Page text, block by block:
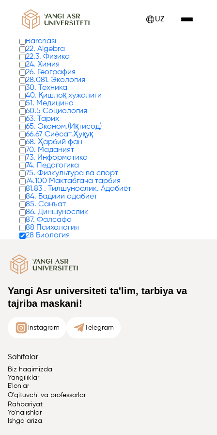
UZ
Barchasi
22. Algebra
22.3. Физика
24. Химия
26. География
28.081. Экология
30. Техника
40. Қишлоқ хўжалиги
51. Медицина
60.5 Социология
63. Тарих
65. Эконом.(Иқтисод)
66.67 Сиёсат.Ҳуқуқ
68. Ҳарбий фан
70. Маданият
73. Информатика
74. Педагогика
75. Физкультура ва спорт
74.100 Мактабгача тарбия
81.83 . Тилшунослик. Адабиёт
84. Бадиий адабиёт
85. Санъат
86. Диншунослик
87. Фалсафа
88 Психология
28 Биология
Yangi Asr universiteti ta'lim, tarbiya va
tajriba maskani!
Instagram Telegram
Sahifalar
Biz haqimizda
Yangiliklar
E'lonlar
O'qituvchi va professorlar
Rahbariyat
Yo'nalishlar
Ishga ariza